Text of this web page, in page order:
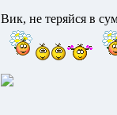
Вик, не теряйся в